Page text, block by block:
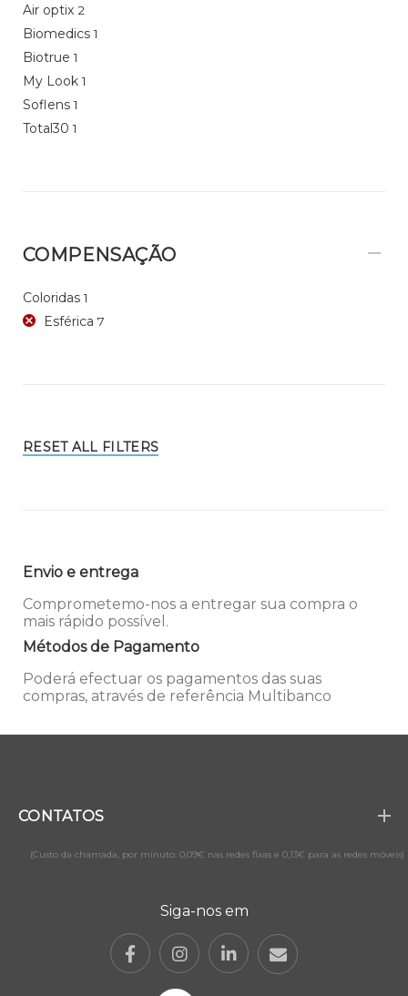
Air optix 2
Biomedics 1
Biotrue 1
My Look 1
Soflens 1
Total30 1
COMPENSAÇÃO
Coloridas 1
Esférica 7
RESET ALL FILTERS
Envio e entrega
Comprometemo-nos a entregar sua compra o
mais rápido possível.
Métodos de Pagamento
Poderá efectuar os pagamentos das suas
compras, através de referência Multibanco
CONTATOS
(Custo da chamada, por minuto: 0,09€ nas redes fixas e 0,13€ para as redes móveis)
Siga-nos em